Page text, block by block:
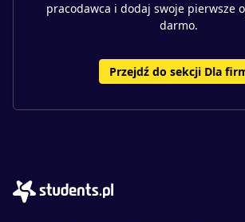
pracodawca i dodaj swoje pierwsze
darmo.
Przejdź do sekcji Dla